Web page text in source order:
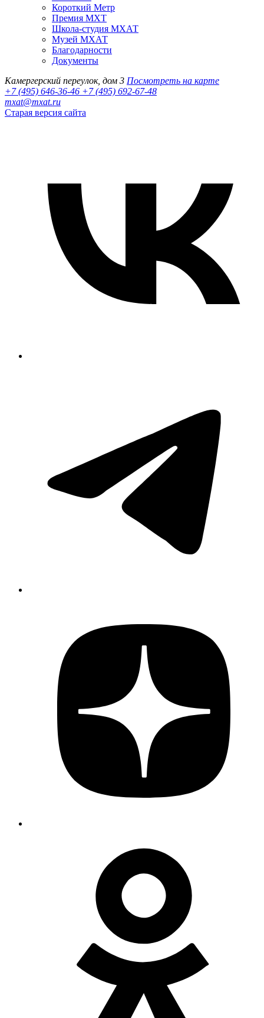
Короткий Метр
Премия МХТ
Школа-студия МХАТ
Музей МХАТ
Благодарности
Документы
Камергерский переулок, дом 3 Посмотреть на карте
+7 (495) 646-36-46 +7 (495) 692-67-48‬
mxat@mxat.ru
Старая версия сайта